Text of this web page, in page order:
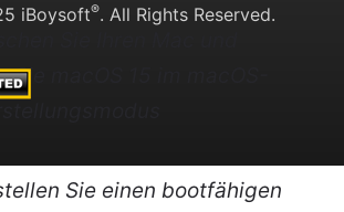
Sie macOS 15 im macOS-
Sie einen bootfähigen
iBoysoft®. All Rights Reserved.